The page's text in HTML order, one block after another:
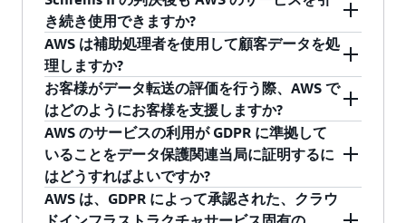
自動的に適用されることを確認しています。
AWS サービス規約の一部として、新しい SCC
は、お客様が AWS のサービスを利用して顧客デ
ータを第三国に移転する場合は常に自動的に適
用されます。AWS のサービス条件の新しい SCC
は以前のバージョンの SCC に置き換わるため、
既に AWS DPA に署名している少数のお客様は、
引き続きその AWS DPA に依拠できます。したが
って、お客様が AWS のサービスを利用して第三
国に移転する顧客データは、EEA で顧客データ
は、EU 個人に関する個人データの EEA 外への転
送に関する判決を下しました (Schrems II)。この
Schrems II で、CJEU は、EU-US プライバシーシ
ールドが EEA から米国に個人データを転送する
ための有効な仕組みではなくなったとの判決を
下しました。ただし、同じ判決で、CJEU は、企
業が EEA 外に個人データを転送するための有効
な仕組みとして標準契約条項を引き続き使用で
きることを確認しました (必要に応じて補足措置
を実施することを条件とします)。各国のデータ
き続き使用できますか?
はい。AWS のお客様は、引き続き AWS のサービ
スを使用して、欧州委員会から適切性の判断を
受けていない EEA 外の国に顧客データを転送す
ることができます。Schrems II の判決は、EEA 外
への顧客データの転送の仕組みとして標準契約
条項 (SCC) の使用の有効性を確認しました。
AWS のお客様は、GDPR に準拠して EEA 外へ顧
客データを転送する際に引き続き SCC を利用す
ることができます。
AWS は補助処理者を使用して顧客データを処
理しますか?
はい。AWS は次の 3 種類の補助処理者を使用す
る場合があります。(1) AWS のサービスが実行さ
れるインフラストラクチャを提供する AWS 事業
体、(2) 顧客データの処理が必要となる可能性の
ある特定の AWS のサービスをサポートする AWS
事業体、および (3) AWS が特定の AWS のサービ
スの処理アクティビティを提供するために契約
お客様がデータ転送の評価を行う際、AWS で
はどのようにお客様を支援しますか?
AWS のホワイトペーパー、Navigating
Compliance with EU Data Transfer Requirements
では、お客様が Schrems II の判決、さらには、
European Data Protection Board のレコメンデー
ションを踏まえたうえで、データ転送評価を実
AWS のサービスの利用が GDPR に準拠して
いることをデータ保護関連当局に証明するに
はどうすればよいですか?
AWS は、お客様に役立つ情報を提供していま
す。これには、さまざまなセキュリティ基準や
AWS は、GDPR によって承認された、クラウ